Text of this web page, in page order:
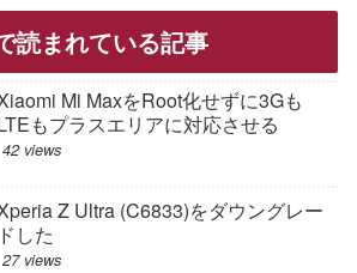
読まれている記事
Mi MaxをRoot化せずに3Gも
もプラスエリアに対応させる
42 views
Z Ultra (C6833)をダウングレー
ドした
27 views